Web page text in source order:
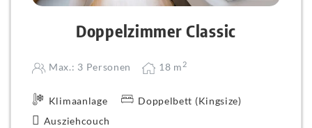
Doppelzimmer Classic
Max.: 3 Personen 18 m2
Klimaanlage
Doppelbett (Kingsize)
Ausziehcouch